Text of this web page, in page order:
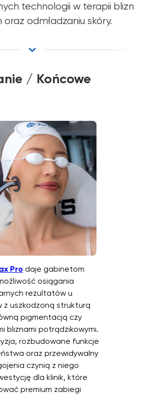
technologii w terapii blizn
odmładzaniu skóry.
/ Końcowe
Pro daje gabinetom
osiągania
rezultatów u
z uszkodzoną strukturą
pigmentacją czy
bliznami potrądzikowymi.
rozbudowane funkcje
oraz przewidywalny
czynią z niego
dla klinik, które
premium zabiegi